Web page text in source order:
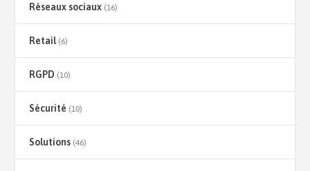
Réseaux sociaux (16)
Retail(6)
RGPD (10)
Sécurité (10)
Solutions (46)